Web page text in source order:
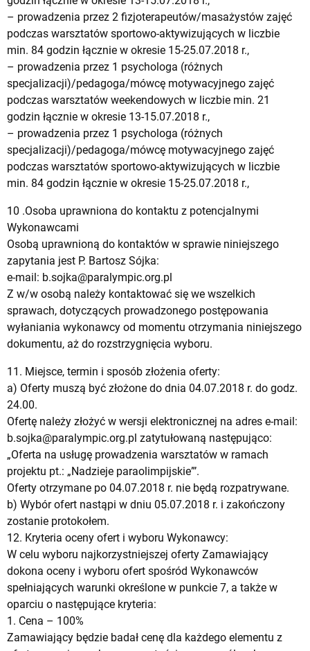
– prowadzenia przez 2 fizjoterapeutów/masażystów zajęć
podczas warsztatów sportowo-aktywizujących w liczbie
min. 84 godzin łącznie w okresie 15-25.07.2018 r.,
– prowadzenia przez 1 psychologa (różnych
specjalizacji)/pedagoga/mówcę motywacyjnego zajęć
podczas warsztatów weekendowych w liczbie min. 21
godzin łącznie w okresie 13-15.07.2018 r.,
– prowadzenia przez 1 psychologa (różnych
specjalizacji)/pedagoga/mówcę motywacyjnego zajęć
podczas warsztatów sportowo-aktywizujących w liczbie
min. 84 godzin łącznie w okresie 15-25.07.2018 r.,
10 .Osoba uprawniona do kontaktu z potencjalnymi
Wykonawcami
Osobą uprawnioną do kontaktów w sprawie niniejszego
zapytania jest P. Bartosz Sójka:
e-mail: b.sojka@paralympic.org.pl
Z w/w osobą należy kontaktować się we wszelkich
sprawach, dotyczących prowadzonego postępowania
wyłaniania wykonawcy od momentu otrzymania niniejszego
dokumentu, aż do rozstrzygnięcia wyboru.
11. Miejsce, termin i sposób złożenia oferty:
a) Oferty muszą być złożone do dnia 04.07.2018 r. do godz.
24.00.
Ofertę należy złożyć w wersji elektronicznej na adres e-mail:
b.sojka@paralympic.org.pl zatytułowaną następująco:
„Oferta na usługę prowadzenia warsztatów w ramach
projektu pt.: „Nadzieje paraolimpijskie”’.
Oferty otrzymane po 04.07.2018 r. nie będą rozpatrywane.
b) Wybór ofert nastąpi w dniu 05.07.2018 r. i zakończony
zostanie protokołem.
12. Kryteria oceny ofert i wyboru Wykonawcy:
W celu wyboru najkorzystniejszej oferty Zamawiający
dokona oceny i wyboru ofert spośród Wykonawców
spełniających warunki określone w punkcie 7, a także w
oparciu o następujące kryteria:
1. Cena – 100%
Zamawiający będzie badał cenę dla każdego elementu z